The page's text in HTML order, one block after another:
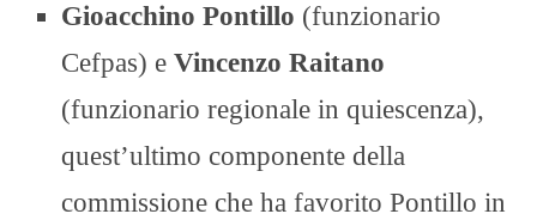
Gioacchino Pontillo (funzionario
Cefpas) e Vincenzo Raitano
(funzionario regionale in quiescenza),
quest’ultimo componente della
commissione che ha favorito Pontillo in